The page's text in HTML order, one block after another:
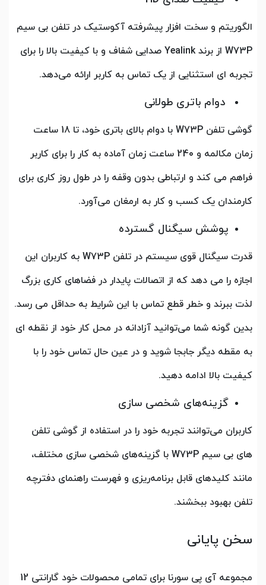
الگوریتم و سخت افزار پیشرفته آکوستیک در تلفن بی سیم
W73P از برند Yealink صدایی شفاف و با کیفیت بالا را برای
تجربه ای استثنایی از یک تماس به کاربر ارائه می‌دهد.
دوام باتری طولانی
گوشی تلفن W73P با دوام بالای باتری خود، تا 18 ساعت
زمان مکالمه و 240 ساعت زمان آماده به کار را برای کاربر
فراهم می کند و ارتباطی بدون وقفه را در طول روز کاری برای
کارمندان یک کسب و کار به ارمغان می‌آورد.
پوشش سیگنال گسترده
قدرت سیگنال قوی سیستم در تلفن W73P به کاربران این
اجازه را می دهد که از اتصالات پایدار در فضاهای کاری بزرگ
لذت ببرند و خطر قطع تماس با این شرایط به حداقل می رسد.
بدین گونه شما می‌توانید آزادانه در محل کار خود از نقطه ای
به مقطه دیگر جابجا شوید و در عین حال تماس خود را با
کیفیت بالا ادامه دهید.
گزینه‌های شخصی سازی
کاربران می‌توانند تجربه خود را در استفاده از گوشی تلفن
های بی سیم W73P با گزینه‌های شخصی سازی مختلف،
مانند کلیدهای قابل برنامه‌ریزی و فهرست راهنمای دفترچه
تلفن بهبود ببخشند.
سخن پایانی
مجموعه آی پی سورنا برای تمامی محصولات خود گارانتی 12